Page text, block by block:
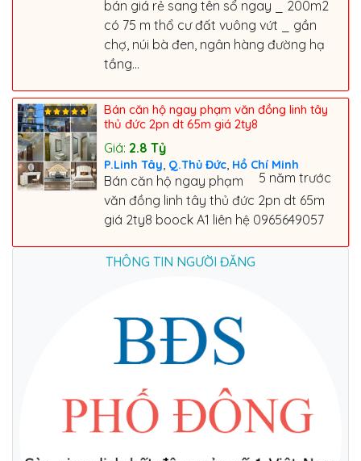
bán giá rẻ sang tên sổ ngay _ 200m2
có 75 m thổ cư đất vuông vứt _ gần
chợ, núi bà đen, ngân hàng đường hạ
tầng...
Bán căn hộ ngay phạm văn đồng linh tây
thủ đức 2pn dt 65m giá 2ty8
Giá: 2.8 Tỷ
P.Linh Tây Q.Thủ Đức Hồ Chí Minh
5 năm trước
Bán căn hộ ngay phạm
văn đồng linh tây thủ đức 2pn dt 65m
giá 2ty8 boock A1 liên hệ 0965649057
THÔNG TIN NGƯỜI ĐĂNG